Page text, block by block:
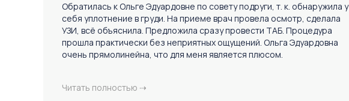
Обратилась к Ольге Эдуардовне по совету подруги, т. к. обнаружила у
себя уплотнение в груди. На приеме врач провела осмотр, сделала
УЗИ, всё объяснила. Предложила сразу провести ТАБ. Процедура
прошла практически без неприятных ощущений. Ольга Эдуардовна
очень прямолинейна, что для меня является плюсом.
Читать полностью ⇢